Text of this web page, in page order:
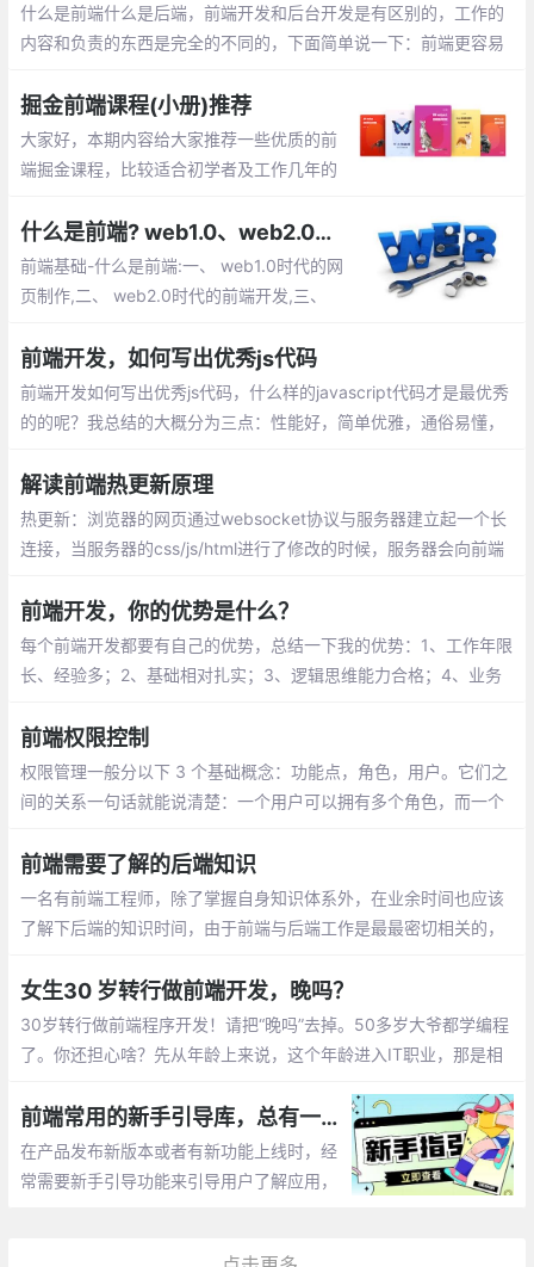
什么是前端什么是后端，前端开发和后台开发是有区别的，工作的
内容和负责的东西是完全的不同的，下面简单说一下：前端更容易
互。后端入门稍困难，每天关注的是业务逻辑的处理，数据的增删
改查，性能的优化
掘金前端课程(小册)推荐
大家好，本期内容给大家推荐一些优质的前
端掘金课程，比较适合初学者及工作几年的
作者也是一线的大厂工作者。有兴趣的小伙
伴快来打卡看一下吧
什么是前端? web1.0、web2.0时代的网页制作,前端开发都有哪些内容等
前端基础-什么是前端:一、 web1.0时代的网
页制作,二、 web2.0时代的前端开发,三、
开发,五、 前端开发都有哪些内容,六、 开发
环境
前端开发，如何写出优秀js代码
前端开发如何写出优秀js代码，什么样的javascript代码才是最优秀
的的呢？我总结的大概分为三点：性能好，简单优雅，通俗易懂，
解读前端热更新原理
热更新：浏览器的网页通过websocket协议与服务器建立起一个长
连接，当服务器的css/js/html进行了修改的时候，服务器会向前端
直接操作dom，局部刷新，如果是js发生了改变，只好刷新整个页
面。
前端开发，你的优势是什么？
每个前端开发都要有自己的优势，总结一下我的优势：1、工作年限
长、经验多；2、基础相对扎实；3、逻辑思维能力合格；4、业务
前端权限控制
权限管理一般分以下 3 个基础概念：功能点，角色，用户。它们之
间的关系一句话就能说清楚：一个用户可以拥有多个角色，而一个
前端需要了解的后端知识
一名有前端工程师，除了掌握自身知识体系外，在业余时间也应该
了解下后端的知识时间，由于前端与后端工作是最最密切相关的，
算机网络、数据结构和算法、计算机组成和原理、离散数学等知识
都要涉及。
女生30 岁转行做前端开发，晚吗？
30岁转行做前端程序开发！请把“晚吗”去掉。50多岁大爷都学编程
了。你还担心啥？先从年龄上来说，这个年龄进入IT职业，那是相
子。
前端常用的新手引导库，总有一款适合你！
在产品发布新版本或者有新功能上线时，经
常需要新手引导功能来引导用户了解应用，